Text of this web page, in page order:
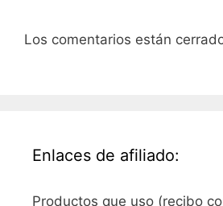
Los comentarios están
Enlaces de afiliado:
Productos que uso (recibo